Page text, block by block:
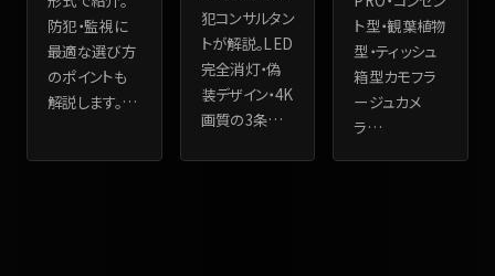
防犯・監視に
最適な選び方
のポイントも
解説します。…
犯コンサルタン
トが解説。LED
完全消灯・偽
装デザイン・4K
画質の3条…
ト型・観葉植物
型・ティッシュ
箱型カモフラ
ージュカメ
ラ…